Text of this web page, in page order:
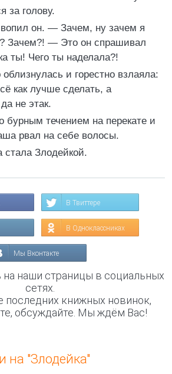
за голову.
он. — Зачем, ну зачем я
Зачем?! — Это он спрашивал
ты! Чего ты наделала?!
и горестно взлаяла:
как лучше сделать, а
не этак.
бурным течением на перекате и
рвал на себе волосы.
Злодейкой.
В Твиттере
В Одноклассниках
Мы Вконтакте
наши страницы в социальных
сетях.
последних книжных новинок,
обсуждайте. Мы ждём Вас!
на "Злодейка"